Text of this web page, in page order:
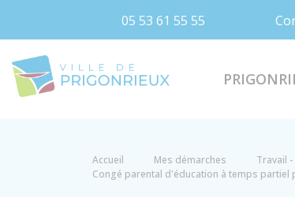
05 53 61 55 55
Accueil Mes démarches Travail
Congé parental d'éducation à temps partiel